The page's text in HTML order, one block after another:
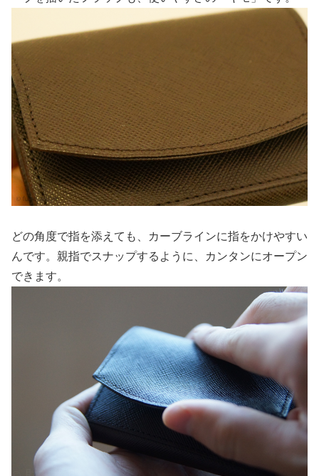
どの角度で指を添えても、カーブラインに指をかけやすい
んです。親指でスナップするように、カンタンにオープン
できます。